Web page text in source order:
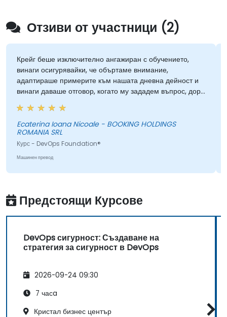
Отзиви от участници (2)
Крейг беше изключително ангажиран с обучението,
винаги осигурявайки, че объртаме внимание,
адаптираше примерите към нашата дневна дейност и
винаги даваше отговор, когато му зададем въпрос, дори
ако информацията не беше включена в презентацията.
Ecaterina Ioana Nicoale - BOOKING HOLDINGS
ROMANIA SRL
Курс - DevOps Foundation®
Машинен превод
Предстоящи Курсове
DevOps сигурност: Създаване на
стратегия за сигурност в DevOps
2026-09-24 09:30
7 часa
Кристал бизнес център